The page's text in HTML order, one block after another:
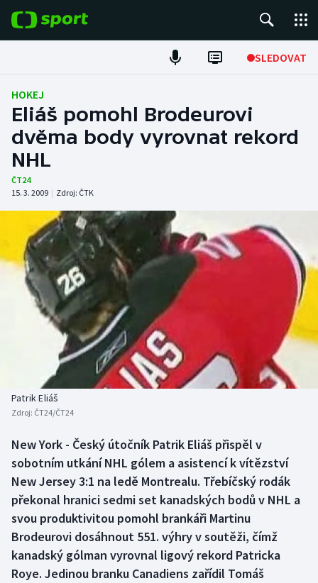
SLEDOVAT
Fotbal
Hokej
Tenis
Atletika
Cyklistika
DALŠÍ SPORTY
Americký fotbal
Baseball a softbal
Basketbal
Biatlon
Box
Curling
Dostihy
Florbal
NEPŘEHLÉDNĚTE
Soutěže
Historické návraty
Aplikace ČT sport
HOKEJ
Eliáš pomohl Brodeurovi
dvěma body vyrovnat rekord
NHL
ČT24
15. 3. 2009 | Zdroj: ČTK
Patrik Eliáš
Zdroj: ČT24/ČT24
New York - Český útočník Patrik Eliáš přispěl v
sobotním utkání NHL gólem a asistencí k vítězství
New Jersey 3:1 na ledě Montrealu. Třebíčský rodák
překonal hranici sedmi set kanadských bodů v NHL a
svou produktivitou pomohl brankáři Martinu
Brodeurovi dosáhnout 551. výhry v soutěži, čímž
kanadský gólman vyrovnal ligový rekord Patricka
Roye. Jedinou branku Canadiens zařídil Tomáš